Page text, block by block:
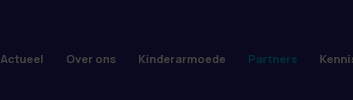
Actueel Over ons Kinderarmoede Partners